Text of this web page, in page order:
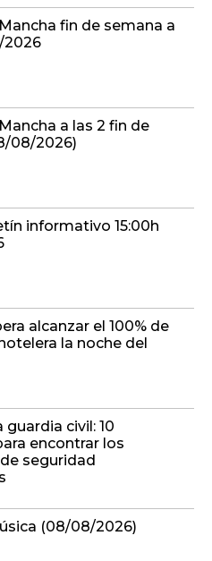
fin de semana a
2026
a las 2 fin de
08/2026)
informativo 15:00h
alcanzar el 100% de
la noche del
guardia civil: 10
encontrar los
seguridad
(08/08/2026)